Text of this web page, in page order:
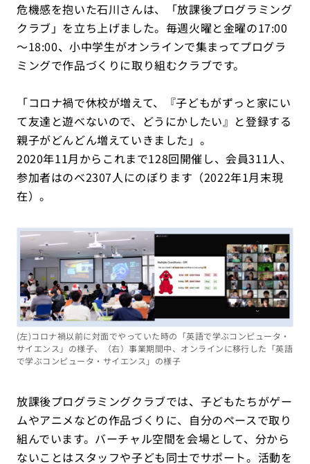
危機感を抱いた石川さんは、「放課後プログラミング
クラブ」を立ち上げました。毎週火曜と金曜の17:00
～18:00、小中学生がオンラインで集まってプログラ
ミングで作品づくりに取り組むクラブです。
「コロナ禍で休校が増えて、『子どもがずっと家にい
て友達と遊べないので、どうにかしたい』と登録する
親子がどんどん増えていきました」。
2020年11月からこれまで128回開催し、会員311人、
参加者はのべ2307人にのぼります（2022年1月末現
在）。
(左)コロナ禍以前に対面でやっていた時の「英語で学ぶコンピュータ・
サイエンス」の様子、（右）事業期間中、オンラインに移行した「英語
で学ぶコンピュータ・サイエンス」の様子
放課後プログラミングクラブでは、子どもたちがゲー
ムやアニメなどの作品づくりに、自分のペースで取り
組んでいます。バーチャル空間を会場として、分から
ないことはスタッフや子ども同士でサポート。活動を